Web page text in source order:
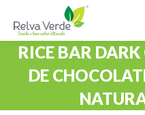
RICE BAR
DE